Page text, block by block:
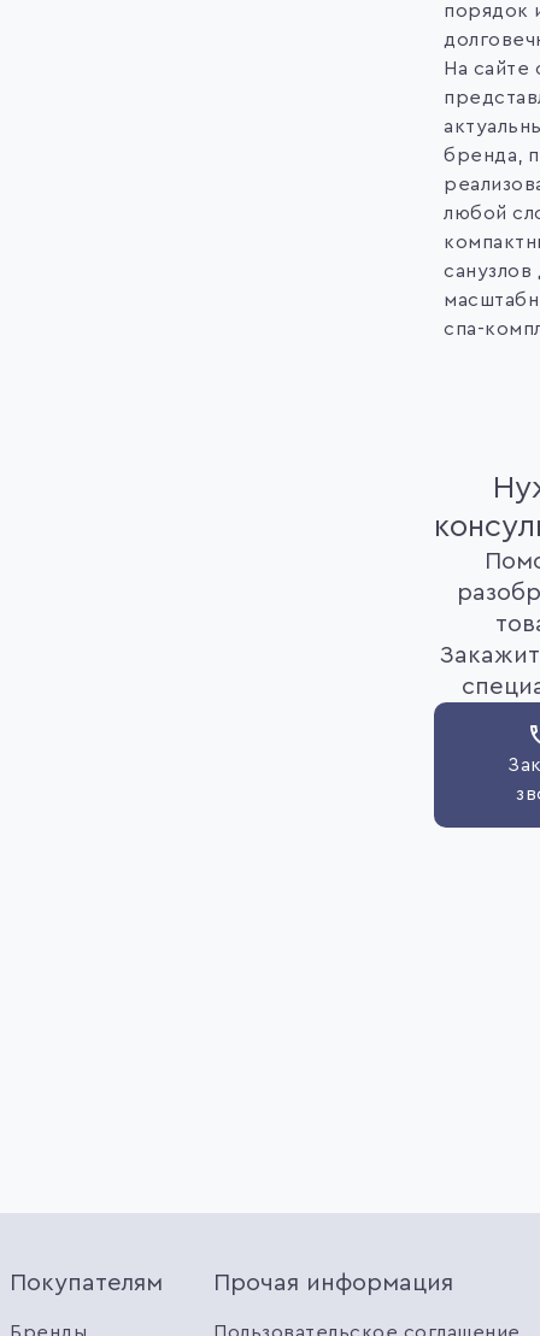
порядок
На сайте
бренда,
любой
санузлов
спа-
Покупателям Прочая информация